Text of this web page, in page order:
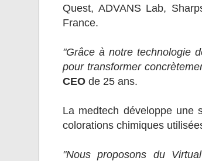
Quest, ADVANS Lab,
France.
"Grâce à notre technologie
pour transformer
CEOde 25 ans.
La medtech développe une
colorations chimiques
"Nous proposons du